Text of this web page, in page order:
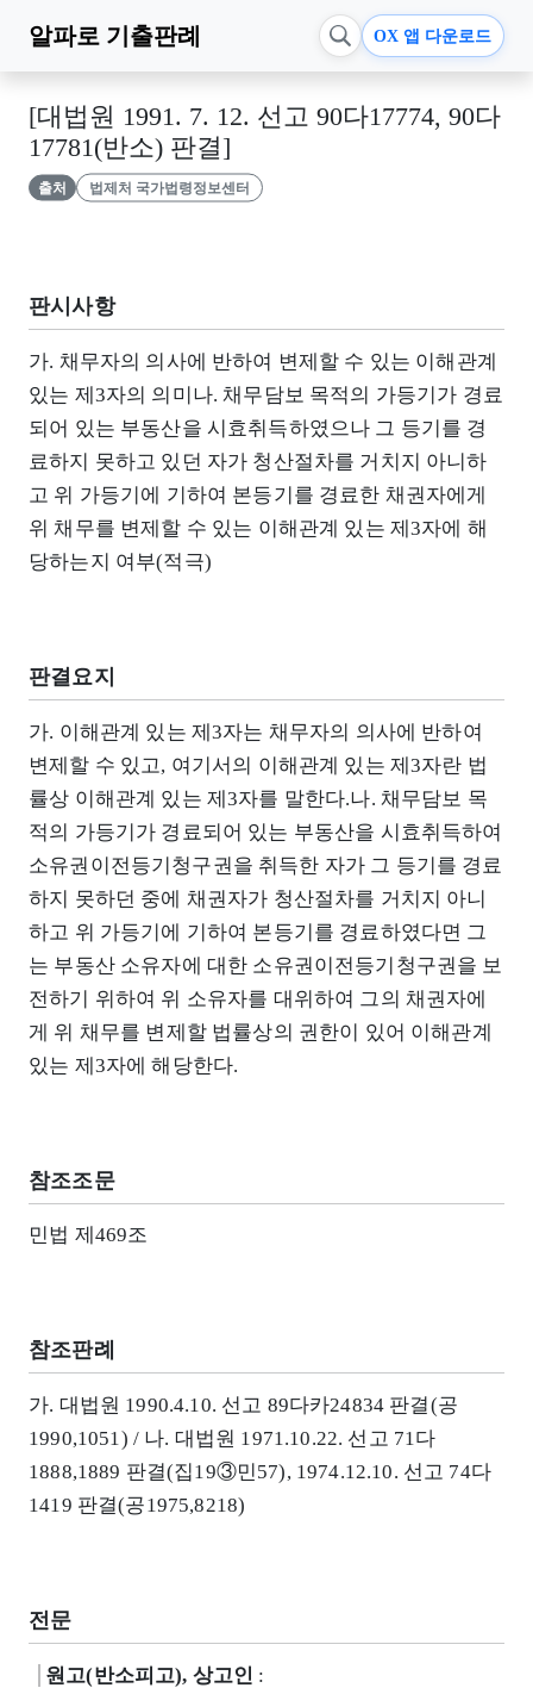
알파로 기출판례 OX 앱 다운로드
[대법원 1991. 7. 12. 선고 90다17774, 90다
17781(반소) 판결]
출처 법제처 국가법령정보센터
판시사항
가. 채무자의 의사에 반하여 변제할 수 있는 이해관계
있는 제3자의 의미나. 채무담보 목적의 가등기가 경료
되어 있는 부동산을 시효취득하였으나 그 등기를 경
료하지 못하고 있던 자가 청산절차를 거치지 아니하
고 위 가등기에 기하여 본등기를 경료한 채권자에게
위 채무를 변제할 수 있는 이해관계 있는 제3자에 해
당하는지 여부(적극)
판결요지
가. 이해관계 있는 제3자는 채무자의 의사에 반하여
변제할 수 있고, 여기서의 이해관계 있는 제3자란 법
률상 이해관계 있는 제3자를 말한다.나. 채무담보 목
적의 가등기가 경료되어 있는 부동산을 시효취득하여
소유권이전등기청구권을 취득한 자가 그 등기를 경료
하지 못하던 중에 채권자가 청산절차를 거치지 아니
하고 위 가등기에 기하여 본등기를 경료하였다면 그
는 부동산 소유자에 대한 소유권이전등기청구권을 보
전하기 위하여 위 소유자를 대위하여 그의 채권자에
게 위 채무를 변제할 법률상의 권한이 있어 이해관계
있는 제3자에 해당한다.
참조조문
민법 제469조
참조판례
가. 대법원 1990.4.10. 선고 89다카24834 판결(공
1990,1051) / 나. 대법원 1971.10.22. 선고 71다
1888,1889 판결(집19③민57), 1974.12.10. 선고 74다
1419 판결(공1975,8218)
전문
원고(반소피고), 상고인 :